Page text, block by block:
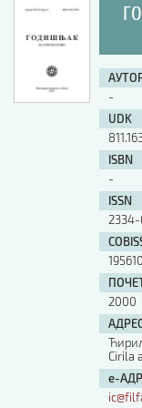
-
UDK
ISBN
-
ISSN
2334-
2000
Cirila
е-